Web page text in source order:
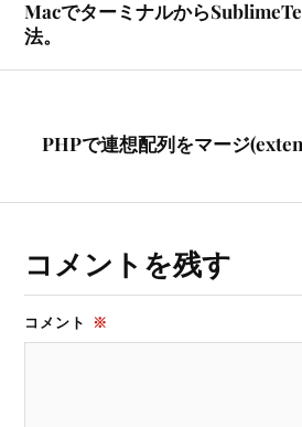
Macでターミナルから
法。
PHPで連想配列をマージ
コメントを残す
コメント ※